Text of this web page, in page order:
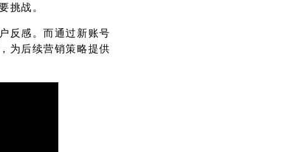
挑战。
反感。而通过新账号
为后续营销策略提供